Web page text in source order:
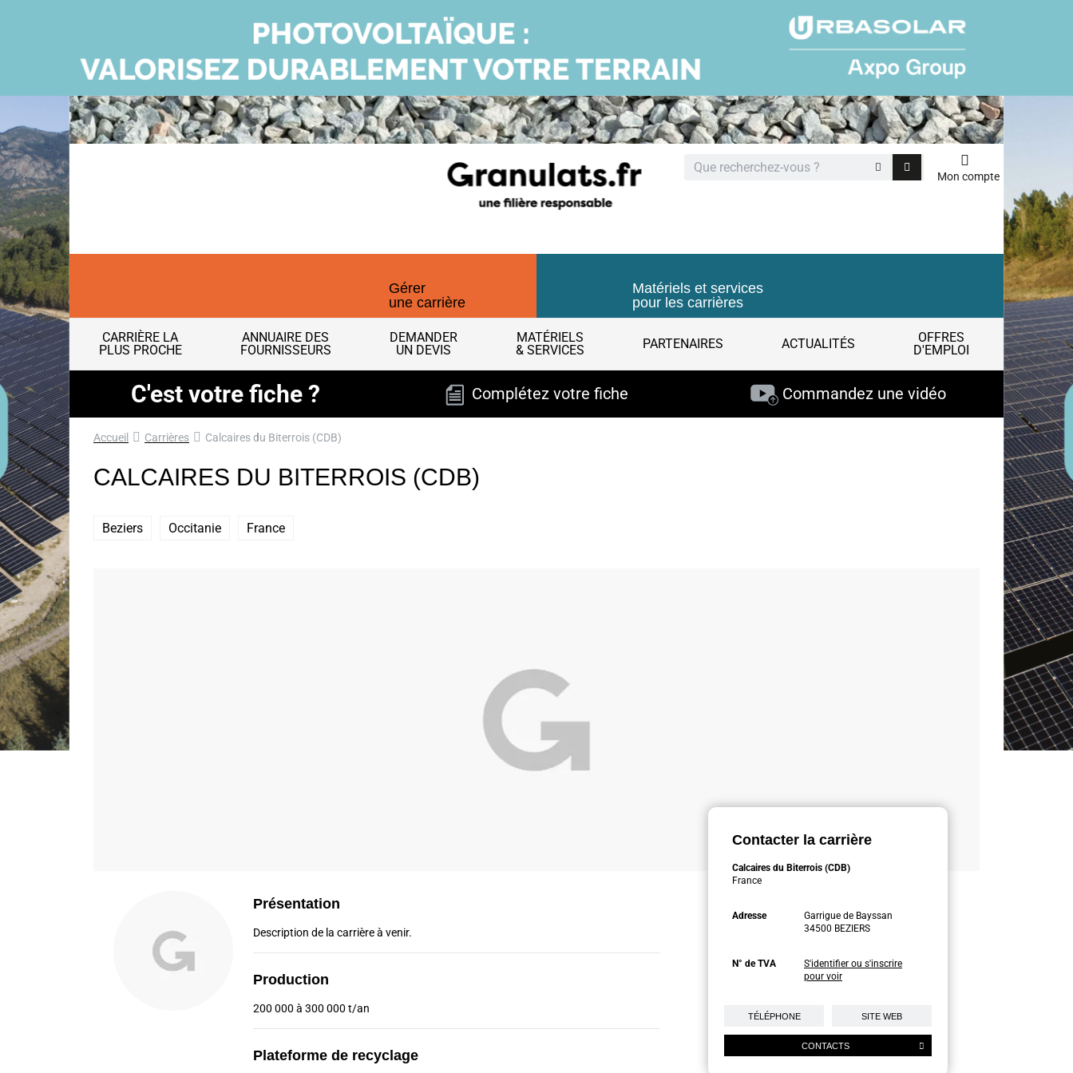
Gérer
une carrière
Matériels et services
pour les carrières
CARRIÈRE LA
PLUS PROCHE
ANNUAIRE DES
FOURNISSEURS
DEMANDER
UN DEVIS
MATÉRIELS
& SERVICES
PARTENAIRES ACTUALITÉS
OFFRES
D'EMPLOI
Mon compte
C'est votre fiche ? Complétez votre fiche Commandez une vidéo
Accueil Carrières Calcaires du Biterrois (CDB)
CALCAIRES DU BITERROIS (CDB)
Beziers Occitanie France
Contacter la carrière
Calcaires du Biterrois (CDB)
France
Adresse
Garrigue de Bayssan
34500 BEZIERS
N° de TVA
S'identifier ou s'inscrire
pour voir
TÉLÉPHONE SITE WEB
CONTACTS
Présentation
Description de la carrière à venir.
Production
200 000 à 300 000 t/an
Plateforme de recyclage